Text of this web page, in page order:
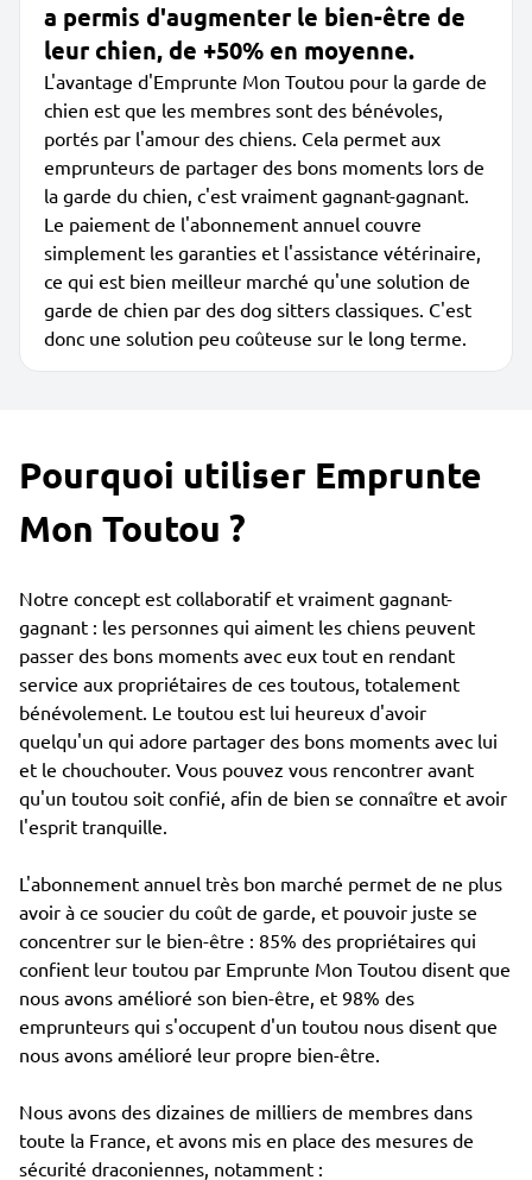
a permis d'augmenter le bien-être de
leur chien, de +50% en moyenne.
L'avantage d'Emprunte Mon Toutou pour la garde de
chien est que les membres sont des bénévoles,
portés par l'amour des chiens. Cela permet aux
emprunteurs de partager des bons moments lors de
la garde du chien, c'est vraiment gagnant-gagnant.
Le paiement de l'abonnement annuel couvre
simplement les garanties et l'assistance vétérinaire,
ce qui est bien meilleur marché qu'une solution de
garde de chien par des dog sitters classiques. C'est
donc une solution peu coûteuse sur le long terme.
Pourquoi utiliser Emprunte
Mon Toutou ?
Notre concept est collaboratif et vraiment gagnant-
gagnant : les personnes qui aiment les chiens peuvent
passer des bons moments avec eux tout en rendant
service aux propriétaires de ces toutous, totalement
bénévolement. Le toutou est lui heureux d'avoir
quelqu'un qui adore partager des bons moments avec lui
et le chouchouter. Vous pouvez vous rencontrer avant
qu'un toutou soit confié, afin de bien se connaître et avoir
l'esprit tranquille.
L'abonnement annuel très bon marché permet de ne plus
avoir à ce soucier du coût de garde, et pouvoir juste se
concentrer sur le bien-être : 85% des propriétaires qui
confient leur toutou par Emprunte Mon Toutou disent que
nous avons amélioré son bien-être, et 98% des
emprunteurs qui s'occupent d'un toutou nous disent que
nous avons amélioré leur propre bien-être.
Nous avons des dizaines de milliers de membres dans
toute la France, et avons mis en place des mesures de
sécurité draconiennes, notamment :